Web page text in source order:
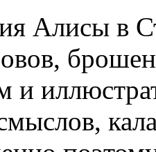
Алисы в
и